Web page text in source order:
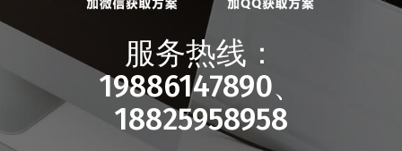
服务热线：
19886147890、
18825958958